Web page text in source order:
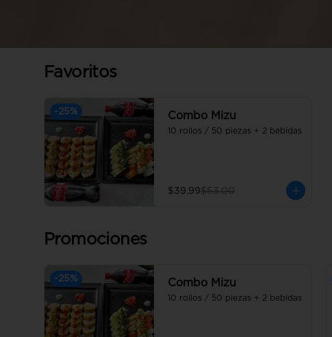
Favoritos
-25% Combo Mizu
10 rollos / 50 piezas + 2 bebidas
$39.99$53.00
Promociones
-25% Combo Mizu
10 rollos / 50 piezas + 2 bebidas